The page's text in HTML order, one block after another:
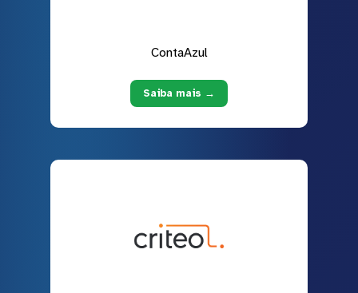
ContaAzul
Saiba mais →